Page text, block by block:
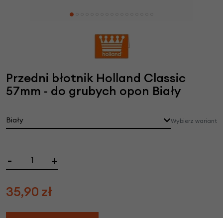
Przedni błotnik Holland Classic
57mm - do grubych opon Biały
Biały Wybierz wariant
- +
35,90 zł